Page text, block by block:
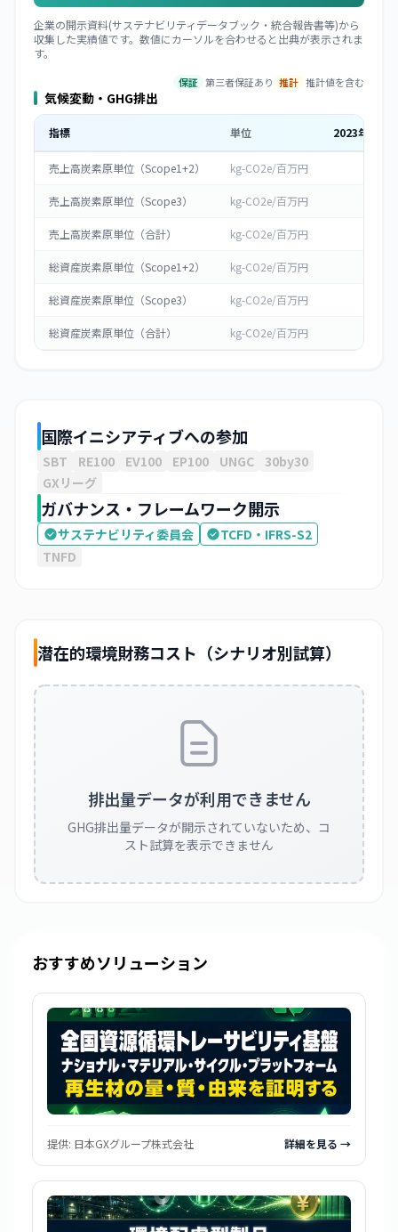
企業の開示資料(サステナビリティデータブック・統合報告書等)から
収集した実績値です。数値にカーソルを合わせると出典が表示されま
す。
保証 第三者保証あり 推計 推計値を含む
気候変動・GHG排出
指標 単位 2023年度
売上高炭素原単位（Scope1+2） kg-CO2e/百万円
売上高炭素原単位（Scope3） kg-CO2e/百万円
売上高炭素原単位（合計） kg-CO2e/百万円
総資産炭素原単位（Scope1+2） kg-CO2e/百万円
総資産炭素原単位（Scope3） kg-CO2e/百万円
総資産炭素原単位（合計） kg-CO2e/百万円
国際イニシアティブへの参加
SBT RE100 EV100 EP100 UNGC 30by30
GXリーグ
ガバナンス・フレームワーク開示
サステナビリティ委員会
TCFD・IFRS-S2
TNFD
潜在的環境財務コスト（シナリオ別試算）
排出量データが利用できません
GHG排出量データが開示されていないため、コ
スト試算を表示できません
おすすめソリューション
提供: 日本GXグループ株式会社 詳細を見る →